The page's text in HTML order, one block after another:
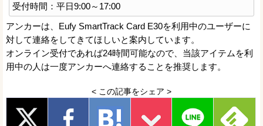
受付時間：平日9:00～17:00
アンカーは、Eufy SmartTrack Card E30を利用中のユーザーに
対して連絡をしてきてほしいと案内しています。
オンライン受付であれば24時間可能なので、当該アイテムを利
用中の人は一度アンカーへ連絡することを推奨します。
< この記事をシェア >